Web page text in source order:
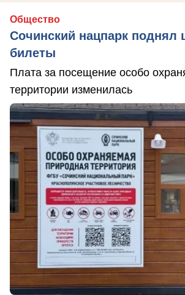
Общество
Сочинский нацпарк поднял
билеты
Плата за посещение особо
территории изменилась